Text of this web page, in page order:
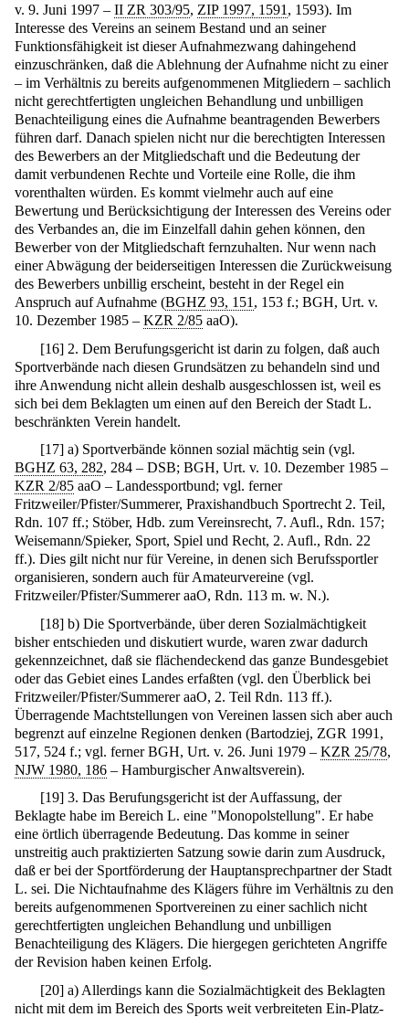
v. 9. Juni 1997 – II ZR 303/95, ZIP 1997, 1591 , 1593). Im
Interesse des Vereins an seinem Bestand und an seiner
Funktionsfähigkeit ist dieser Aufnahmezwang dahingehend
einzuschränken, daß die Ablehnung der Aufnahme nicht zu einer
– im Verhältnis zu bereits aufgenommenen Mitgliedern – sachlich
nicht gerechtfertigten ungleichen Behandlung und unbilligen
Benachteiligung eines die Aufnahme beantragenden Bewerbers
führen darf. Danach spielen nicht nur die berechtigten Interessen
des Bewerbers an der Mitgliedschaft und die Bedeutung der
damit verbundenen Rechte und Vorteile eine Rolle, die ihm
vorenthalten würden. Es kommt vielmehr auch auf eine
Bewertung und Berücksichtigung der Interessen des Vereins oder
des Verbandes an, die im Einzelfall dahin gehen können, den
Bewerber von der Mitgliedschaft fernzuhalten. Nur wenn nach
einer Abwägung der beiderseitigen Interessen die Zurückweisung
des Bewerbers unbillig erscheint, besteht in der Regel ein
Anspruch auf Aufnahme (BGHZ 93, 151 , 153 f.; BGH, Urt. v.
10. Dezember 1985 – KZR 2/85 aaO).
[16] 2. Dem Berufungsgericht ist darin zu folgen, daß auch
Sportverbände nach diesen Grundsätzen zu behandeln sind und
ihre Anwendung nicht allein deshalb ausgeschlossen ist, weil es
sich bei dem Beklagten um einen auf den Bereich der Stadt L.
beschränkten Verein handelt.
[17] a) Sportverbände können sozial mächtig sein (vgl.
BGHZ 63, 282, 284 – DSB; BGH, Urt. v. 10. Dezember 1985 –
KZR 2/85 aaO – Landessportbund; vgl. ferner
Fritzweiler/Pfister/Summerer, Praxishandbuch Sportrecht 2. Teil,
Rdn. 107 ff.; Stöber, Hdb. zum Vereinsrecht, 7. Aufl., Rdn. 157;
Weisemann/Spieker, Sport, Spiel und Recht, 2. Aufl., Rdn. 22
ff.). Dies gilt nicht nur für Vereine, in denen sich Berufssportler
organisieren, sondern auch für Amateurvereine (vgl.
Fritzweiler/Pfister/Summerer aaO, Rdn. 113 m. w. N.).
[18] b) Die Sportverbände, über deren Sozialmächtigkeit
bisher entschieden und diskutiert wurde, waren zwar dadurch
gekennzeichnet, daß sie flächendeckend das ganze Bundesgebiet
oder das Gebiet eines Landes erfaßten (vgl. den Überblick bei
Fritzweiler/Pfister/Summerer aaO, 2. Teil Rdn. 113 ff.).
Überragende Machtstellungen von Vereinen lassen sich aber auch
begrenzt auf einzelne Regionen denken (Bartodziej, ZGR 1991,
517, 524 f.; vgl. ferner BGH, Urt. v. 26. Juni 1979 – KZR 25/78,
NJW 1980, 186 – Hamburgischer Anwaltsverein).
[19] 3. Das Berufungsgericht ist der Auffassung, der
Beklagte habe im Bereich L. eine "Monopolstellung". Er habe
eine örtlich überragende Bedeutung. Das komme in seiner
unstreitig auch praktizierten Satzung sowie darin zum Ausdruck,
daß er bei der Sportförderung der Hauptansprechpartner der Stadt
L. sei. Die Nichtaufnahme des Klägers führe im Verhältnis zu den
bereits aufgenommenen Sportvereinen zu einer sachlich nicht
gerechtfertigten ungleichen Behandlung und unbilligen
Benachteiligung des Klägers. Die hiergegen gerichteten Angriffe
der Revision haben keinen Erfolg.
[20] a) Allerdings kann die Sozialmächtigkeit des Beklagten
nicht mit dem im Bereich des Sports weit verbreiteten Ein-Platz-